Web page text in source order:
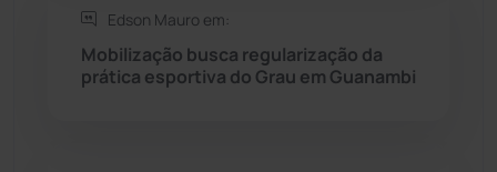
Seabra
Edson Mauro em:
Mobilização busca regularização da
prática esportiva do Grau em Guanambi